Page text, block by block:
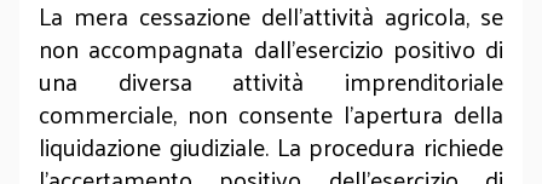
La mera cessazione dell’attività agricola, se
non accompagnata dall’esercizio positivo di
una diversa attività imprenditoriale
commerciale, non consente l’apertura della
liquidazione giudiziale. La procedura richiede